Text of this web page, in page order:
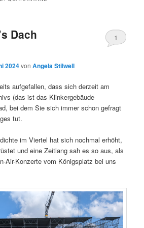
Dach
2024vonAngela Stilwell
1
aufgefallen, dass sich derzeit am
(das ist das Klinkergebäude
bei dem Sie sich immer schon gefragt
tut.
im Viertel hat sich nochmal erhöht,
und eine Zeitlang sah es so aus, als
Air-Konzerte vom Königsplatz bei uns